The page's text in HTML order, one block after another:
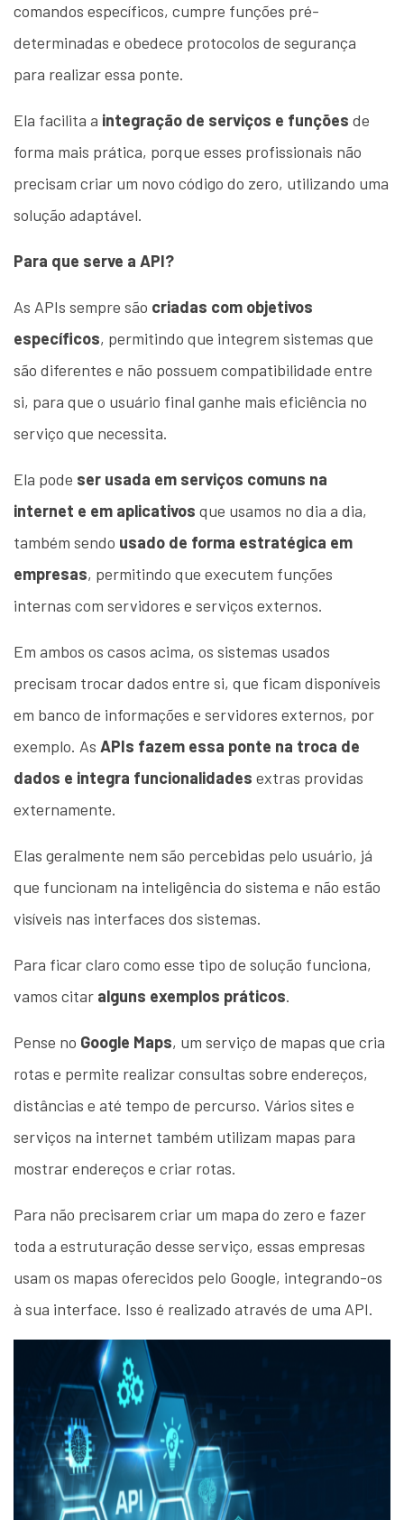
comandos específicos, cumpre funções pré-
determinadas e obedece protocolos de segurança
para realizar essa ponte.
Ela facilita a integração de serviços e funções de
forma mais prática, porque esses profissionais não
precisam criar um novo código do zero, utilizando uma
solução adaptável.
Para que serve a API?
As APIs sempre são criadas com objetivos
específicos, permitindo que integrem sistemas que
são diferentes e não possuem compatibilidade entre
si, para que o usuário final ganhe mais eficiência no
serviço que necessita.
Ela pode ser usada em serviços comuns na
internet e em aplicativos que usamos no dia a dia,
também sendo usado de forma estratégica em
empresas, permitindo que executem funções
internas com servidores e serviços externos.
Em ambos os casos acima, os sistemas usados
precisam trocar dados entre si, que ficam disponíveis
em banco de informações e servidores externos, por
exemplo. As APIs fazem essa ponte na troca de
dados e integra funcionalidades extras providas
externamente.
Elas geralmente nem são percebidas pelo usuário, já
que funcionam na inteligência do sistema e não estão
visíveis nas interfaces dos sistemas.
Para ficar claro como esse tipo de solução funciona,
vamos citar alguns exemplos práticos.
Pense no Google Maps, um serviço de mapas que cria
rotas e permite realizar consultas sobre endereços,
distâncias e até tempo de percurso. Vários sites e
serviços na internet também utilizam mapas para
mostrar endereços e criar rotas.
Para não precisarem criar um mapa do zero e fazer
toda a estruturação desse serviço, essas empresas
usam os mapas oferecidos pelo Google, integrando-os
à sua interface. Isso é realizado através de uma API.